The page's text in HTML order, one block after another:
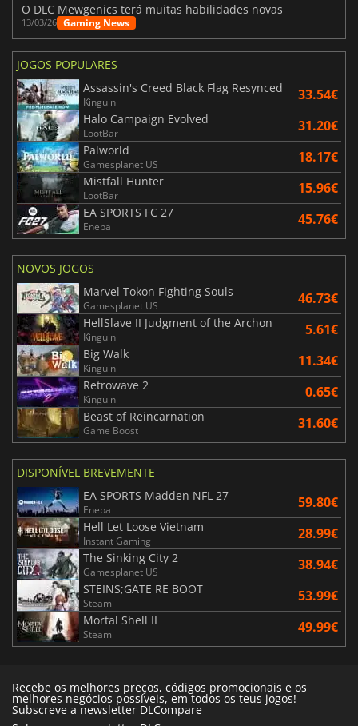
O DLC Mewgenics terá muitas habilidades novas
13/03/26 Gaming News
JOGOS POPULARES
Assassin's Creed Black Flag Resynced
Kinguin 33.54€
Halo Campaign Evolved
LootBar 31.20€
Palworld
Gamesplanet US 18.17€
Mistfall Hunter
LootBar 15.96€
EA SPORTS FC 27
Eneba 45.76€
NOVOS JOGOS
Marvel Tokon Fighting Souls
Gamesplanet US 46.73€
HellSlave II Judgment of the Archon
Kinguin 5.61€
Big Walk
Kinguin 11.34€
Retrowave 2
Kinguin 0.65€
Beast of Reincarnation
Game Boost 31.60€
DISPONÍVEL BREVEMENTE
EA SPORTS Madden NFL 27
Eneba 59.80€
Hell Let Loose Vietnam
Instant Gaming 28.99€
The Sinking City 2
Gamesplanet US 38.94€
STEINS;GATE RE BOOT
Steam 53.99€
Mortal Shell II
Steam 49.99€
Recebe os melhores preços, códigos promocionais e os
melhores negócios possíveis, em todos os teus jogos!
Subscreve a newsletter DLCompare